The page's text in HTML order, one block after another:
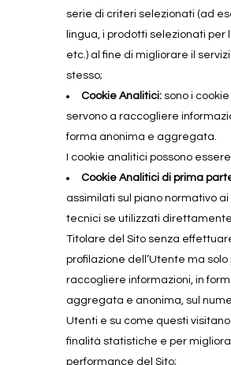
serie di criteri selezionati (ad
lingua, i prodotti selezionati per
etc.) al fine di migliorare il
stesso;
Cookie Analitici: sono i
servono a raccogliere
forma anonima e aggregata.
I cookie analitici possono
Cookie Analitici di prima
assimilati sul piano normativo ai
tecnici se utilizzati
Titolare del Sito senza
profilazione dell’Utente ma solo
raccogliere informazioni, in
aggregata e anonima, sul
Utenti e su come questi visitano
finalità statistiche e per
performance del Sito;